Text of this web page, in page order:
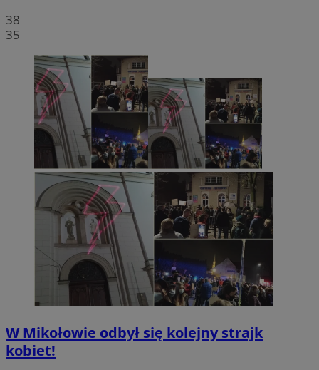
38
35
W Mikołowie odbył się kolejny strajk
kobiet!